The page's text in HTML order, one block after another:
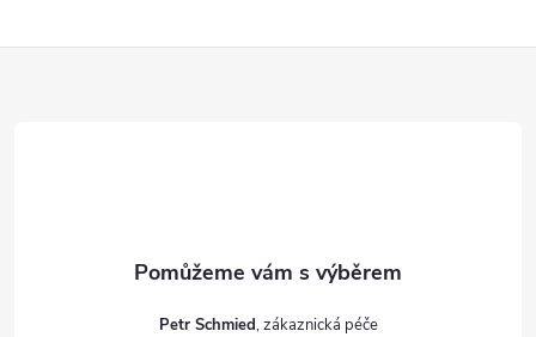
Petr Schmied